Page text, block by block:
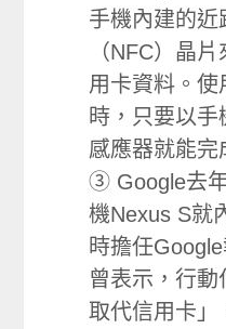
手機內建的近
（NFC）晶
用卡資料。使
時，只要以
感應器就能完
③ Google去
機Nexus S就
時擔任
曾表示，行
取代信用卡」